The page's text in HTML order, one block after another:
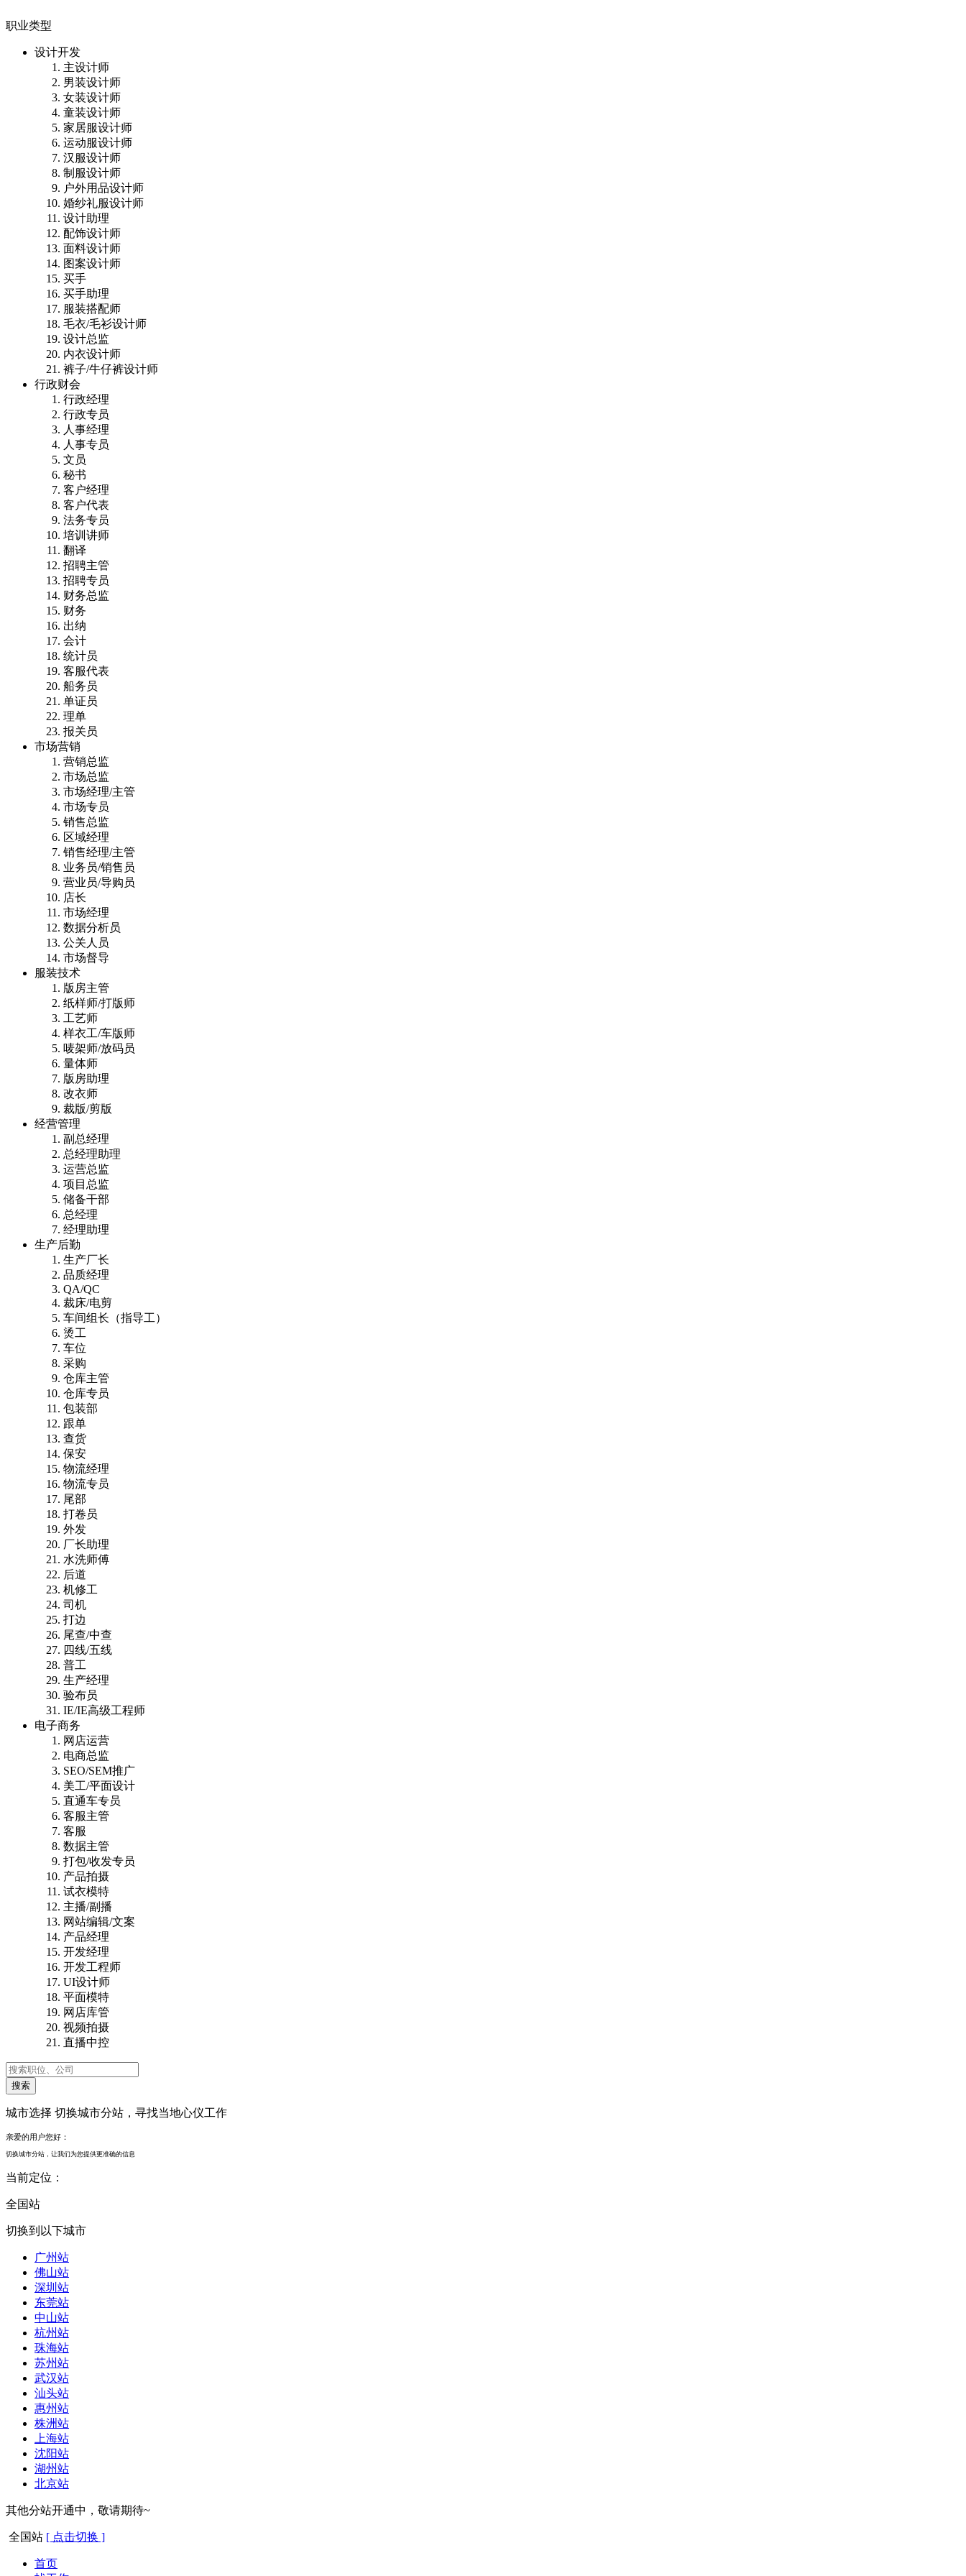
职业类型
设计开发
主设计师
男装设计师
女装设计师
童装设计师
家居服设计师
运动服设计师
汉服设计师
制服设计师
户外用品设计师
婚纱礼服设计师
设计助理
配饰设计师
面料设计师
图案设计师
买手
买手助理
服装搭配师
毛衣/毛衫设计师
设计总监
内衣设计师
裤子/牛仔裤设计师
行政财会
行政经理
行政专员
人事经理
人事专员
文员
秘书
客户经理
客户代表
法务专员
培训讲师
翻译
招聘主管
招聘专员
财务总监
财务
出纳
会计
统计员
客服代表
船务员
单证员
理单
报关员
市场营销
营销总监
市场总监
市场经理/主管
市场专员
销售总监
区域经理
销售经理/主管
业务员/销售员
营业员/导购员
店长
市场经理
数据分析员
公关人员
市场督导
服装技术
版房主管
纸样师/打版师
工艺师
样衣工/车版师
唛架师/放码员
量体师
版房助理
改衣师
裁版/剪版
经营管理
副总经理
总经理助理
运营总监
项目总监
储备干部
总经理
经理助理
生产后勤
生产厂长
品质经理
QA/QC
裁床/电剪
车间组长（指导工）
烫工
车位
采购
仓库主管
仓库专员
包装部
跟单
查货
保安
物流经理
物流专员
尾部
打卷员
外发
厂长助理
水洗师傅
后道
机修工
司机
打边
尾查/中查
四线/五线
普工
生产经理
验布员
IE/IE高级工程师
电子商务
网店运营
电商总监
SEO/SEM推广
美工/平面设计
直通车专员
客服主管
客服
数据主管
打包/收发专员
产品拍摄
试衣模特
主播/副播
网站编辑/文案
产品经理
开发经理
开发工程师
UI设计师
平面模特
网店库管
视频拍摄
直播中控
城市选择 切换城市分站，寻找当地心仪工作
亲爱的用户您好：
切换城市分站，让我们为您提供更准确的信息
当前定位：
全国站
切换到以下城市
广州站
佛山站
深圳站
东莞站
中山站
杭州站
珠海站
苏州站
武汉站
汕头站
惠州站
株洲站
上海站
沈阳站
湖州站
北京站
其他分站开通中，敬请期待~
全国站 [ 点击切换 ]
首页